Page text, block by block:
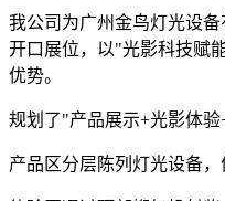
我公司为广州金鸟灯光设
开口展位，以"光影科技赋
优势。
规划了"产品展示+光影体验
产品区分层陈列灯光设备，